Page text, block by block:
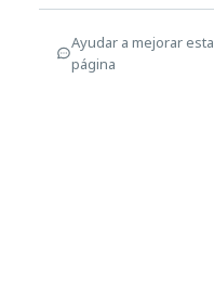
Ayudar a mejorar esta
página